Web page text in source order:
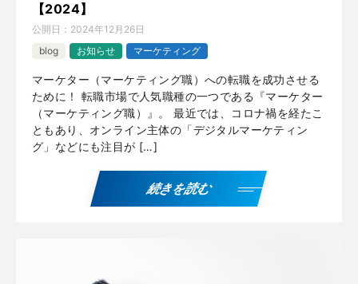
【2024】
公開日： 2024年12月26日
blog
お知らせ マーケティング
マーケター（マーケティング職）への転職を成功させる
ために！ 転職市場で人気職種の一つである『マーケター
（マーケティング職）』。 最近では、コロナ禍を経たこ
ともあり、オンライン主体の「デジタルマーケティン
グ」などにも注目が […]
続きを読む